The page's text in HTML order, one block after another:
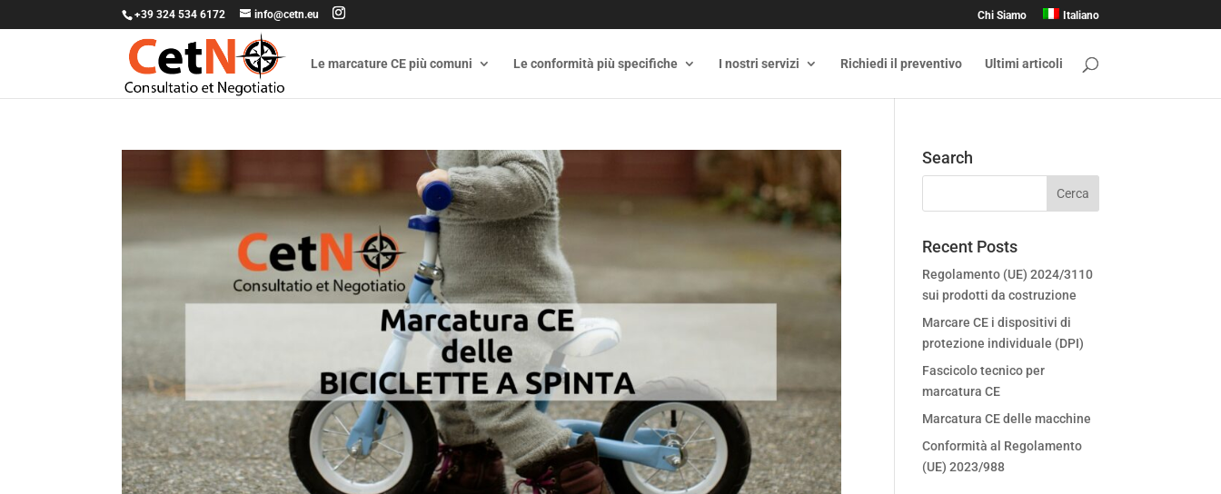
+39 324 534 6172 info@cetn.eu Chi Siamo Italiano
Le marcature CE più comuni Le conformità più specifiche I nostri servizi Richiedi il preventivo Ultimi articoli
Search
Recent Posts
Regolamento (UE) 2024/3110
sui prodotti da costruzione
Marcare CE i dispositivi di
protezione individuale (DPI)
Fascicolo tecnico per
marcatura CE
Marcatura CE delle macchine
Conformità al Regolamento
(UE) 2023/988